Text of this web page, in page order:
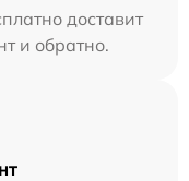
доставит
и обратно.